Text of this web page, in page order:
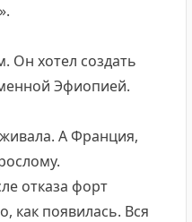
Он хотел создать
Эфиопией.
А Франция,
отказа форт
как появилась. Вся